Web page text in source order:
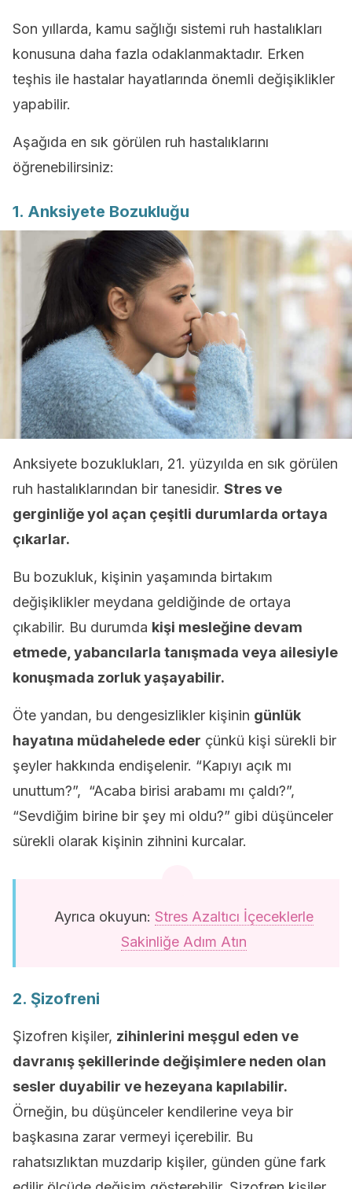
Son yıllarda, kamu sağlığı sistemi ruh hastalıkları
konusuna daha fazla odaklanmaktadır. Erken
teşhis ile hastalar hayatlarında önemli değişiklikler
yapabilir.
Aşağıda en sık görülen ruh hastalıklarını
öğrenebilirsiniz:
1. Anksiyete Bozukluğu
Anksiyete bozuklukları, 21. yüzyılda en sık görülen
ruh hastalıklarından bir tanesidir. Stres ve
gerginliğe yol açan çeşitli durumlarda ortaya
çıkarlar.
Bu bozukluk, kişinin yaşamında birtakım
değişiklikler meydana geldiğinde de ortaya
çıkabilir. Bu durumda kişi mesleğine devam
etmede, yabancılarla tanışmada veya ailesiyle
konuşmada zorluk yaşayabilir.
Öte yandan, bu dengesizlikler kişinin günlük
hayatına müdahelede eder çünkü kişi sürekli bir
şeyler hakkında endişelenir. “Kapıyı açık mı
unuttum?”, “Acaba birisi arabamı mı çaldı?”,
“Sevdiğim birine bir şey mi oldu?” gibi düşünceler
sürekli olarak kişinin zihnini kurcalar.
Ayrıca okuyun: Stres Azaltıcı İçeceklerle
Sakinliğe Adım Atın
2. Şizofreni
Şizofren kişiler, zihinlerini meşgul eden ve
davranış şekillerinde değişimlere neden olan
sesler duyabilir ve hezeyana kapılabilir.
Örneğin, bu düşünceler kendilerine veya bir
başkasına zarar vermeyi içerebilir. Bu
rahatsızlıktan muzdarip kişiler, günden güne fark